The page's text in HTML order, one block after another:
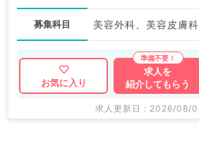
募集科目 美容外科、美容皮膚科
お気に入り
求人を
紹介してもらう
求人更新日 : 2026/08/